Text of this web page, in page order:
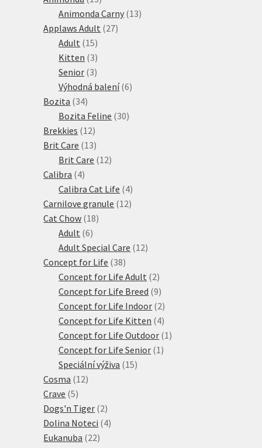
produktů
Animonda Carny 1313
Applaws Adult 2727
Adult 1515
produktů
Kitten 33
produkty
Senior 33
produkty
Výhodná balení 66
Bozita 3434
produktů
Bozita Feline 3030
Brekkies 1212
produktů
Brit Care 1313
produktů
Brit Care 1212
Calibra 44
produkty
Calibra Cat Life 44
produkty
Carnilove granule 1212
Cat Chow 1818
Adult 66
produktů
Adult Special Care 1212
Concept for Life 3838
produktů
Concept for Life Adult 22
produkty
Concept for Life Breed 99
produktů
Concept for Life Indoor 22
produkty
Concept for Life Kitten 44
produkty
Concept for Life Outdoor 1 1
Concept for Life Senior 1 1
Speciální výživa 1515
Cosma 1212
Crave 55
produktů
Dogs'n Tiger 22
produkty
Dolina Noteci 44
Eukanuba 2222